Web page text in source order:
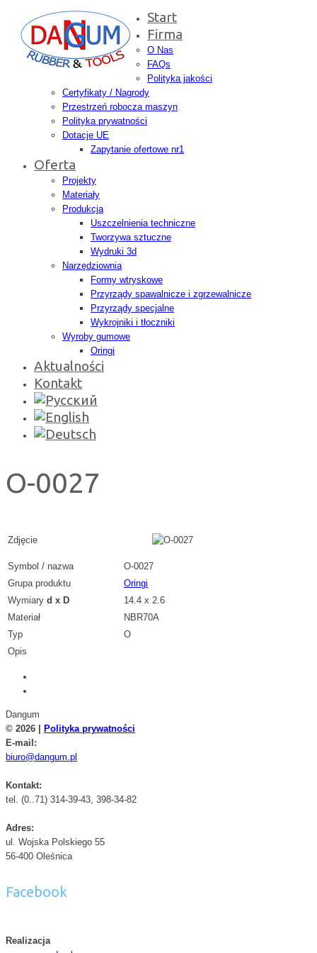
Start
Firma
O Nas
FAQs
Polityka jakości
Certyfikaty / Nagrody
Przestrzeń robocza maszyn
Polityka prywatności
Dotacje UE
Zapytanie ofertowe nr1
Oferta
Projekty
Materiały
Produkcja
Uszczelnienia techniczne
Tworzywa sztuczne
Wydruki 3d
Narzędziownia
Formy wtryskowe
Przyrządy spawalnicze i zgrzewalnicze
Przyrządy specjalne
Wykrojniki i tłoczniki
Wyroby gumowe
Oringi
Aktualności
Kontakt
O-0027
Zdjęcie
Symbol / nazwa
O-0027
Grupa produktu
Oringi
Wymiary d x D
14.4 x 2.6
Materiał
NBR70A
Typ
O
Opis
Dangum
© 2026 |
Polityka prywatności
E-mail:
biuro@dangum.pl
Kontakt:
tel. (0..71) 314-39-43, 398-34-82
Adres:
ul. Wojska Polskiego 55
56-400 Oleśnica
Facebook
Realizacja